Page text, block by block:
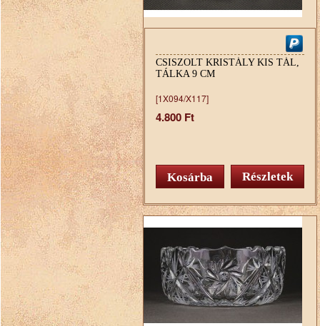
CSISZOLT KRISTÁLY KIS TÁL,
TÁLKA 9 CM
[1X094/X117]
4.800 Ft
Részletek